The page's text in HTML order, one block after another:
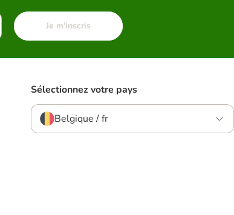
Je m'inscris
Sélectionnez votre pays
Belgique / fr